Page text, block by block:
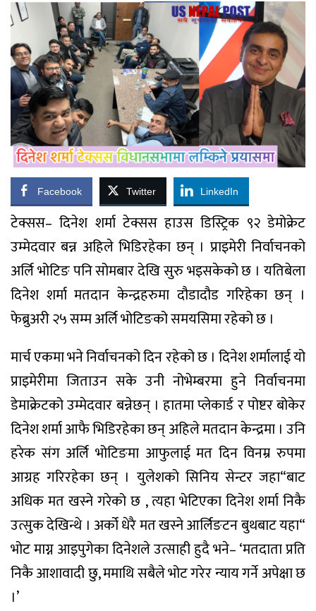
Facebook Twitter LinkedIn
टेक्सस– दिनेश शर्मा टेक्सस हाउस डिस्ट्रिक ९२ डेमोक्रेट
उम्मेदवार बन्न अहिले भिडिरहेका छन् । प्राइमेरी निर्वाचनको
अर्लि भोटिङ पनि सोमबार देखि सुरु भइसकेको छ । यतिबेला
दिनेश शर्मा मतदान केन्द्रहरुमा दौडादौड गरिहेका छन् ।
फेब्रुअरी २५ सम्म अर्लि भोटिङको समयसिमा रहेको छ ।
मार्च एकमा भने निर्वाचनको दिन रहेको छ । दिनेश शर्मालाई यो
प्राइमेरीमा जिताउन सके उनी नोभेम्बरमा हुने निर्वाचनमा
डेमाक्रेटको उम्मेदवार बन्नेछन् । हातमा प्लेकार्ड र पोष्टर बोकेर
दिनेश शर्मा आफै भिडिरहेका छन् अहिले मतदान केन्द्रमा । उनि
हरेक संग अर्लि भोटिङमा आफुलाई मत दिन विनम्र रुपमा
आग्रह गरिरहेका छन् । युलेशको सिनिय सेन्टर जहा“बाट
अधिक मत खस्ने गरेको छ , त्यहा भेटिएका दिनेश शर्मा निकै
उत्सुक देखिन्थे । अर्को धेरै मत खस्ने आर्लिङटन बुथबाट यहा“
भोट माग्न आइपुगेका दिनेशले उत्साही हुदै भने– ‘मतदाता प्रति
निकै आशावादी छु, ममाथि सबैले भोट गरेर न्याय गर्ने अपेक्षा छ
।’